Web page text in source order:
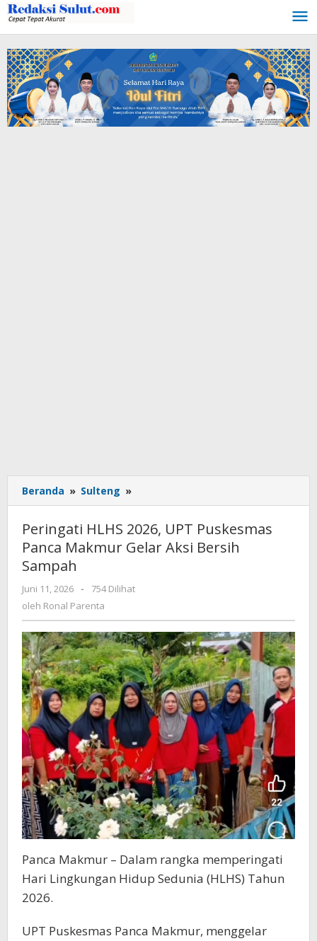
Lewati
ke
konten
Beranda » Sulteng »
HLHS
UPT
Puskesmas
Gelar
Bersih
Sampah
Peringati HLHS 2026, UPT Puskesmas
Panca Makmur Gelar Aksi Bersih
Sampah
Juni 11, 2026
oleh
Ronal
-
754 Dilihat
oleh Ronal Parenta
Panca Makmur – Dalam rangka memperingati
Hari Lingkungan Hidup Sedunia (HLHS) Tahun
2026.
UPT Puskesmas Panca Makmur, menggelar